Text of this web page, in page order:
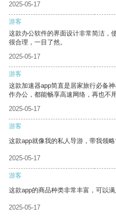
2025-05-17
游客
这款办公软件的界面设计非常简洁，
很合理，一目了然。
2025-05-17
游客
这款加速器app简直是居家旅行必备
作办公，都能畅享高速网络，再也不
2025-05-17
游客
这款app就像我的私人导游，带我领略
2025-05-17
游客
这款app的商品种类非常丰富，可以满
2025-05-17